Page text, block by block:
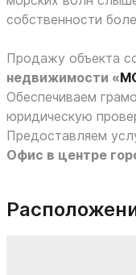
собственности
Продажу объекта
недвижимости «
Обеспечиваем
юридическую
Предоставляем
Офис в центре